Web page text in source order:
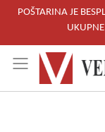
POŠTARINA JE
to
Content